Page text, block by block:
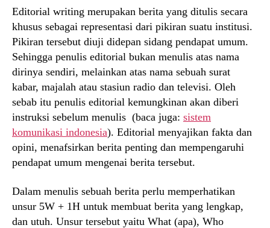
Editorial writing merupakan berita yang ditulis secara
khusus sebagai representasi dari pikiran suatu institusi.
Pikiran tersebut diuji didepan sidang pendapat umum.
Sehingga penulis editorial bukan menulis atas nama
dirinya sendiri, melainkan atas nama sebuah surat
kabar, majalah atau stasiun radio dan televisi. Oleh
sebab itu penulis editorial kemungkinan akan diberi
instruksi sebelum menulis (baca juga: sistem
komunikasi indonesia). Editorial menyajikan fakta dan
opini, menafsirkan berita penting dan mempengaruhi
pendapat umum mengenai berita tersebut.
Dalam menulis sebuah berita perlu memperhatikan
unsur 5W + 1H untuk membuat berita yang lengkap,
dan utuh. Unsur tersebut yaitu What (apa), Who